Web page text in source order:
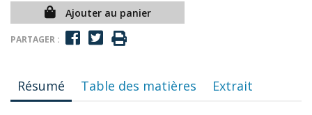
Ajouter au panier
PARTAGER :
Résumé Table des matières Extrait